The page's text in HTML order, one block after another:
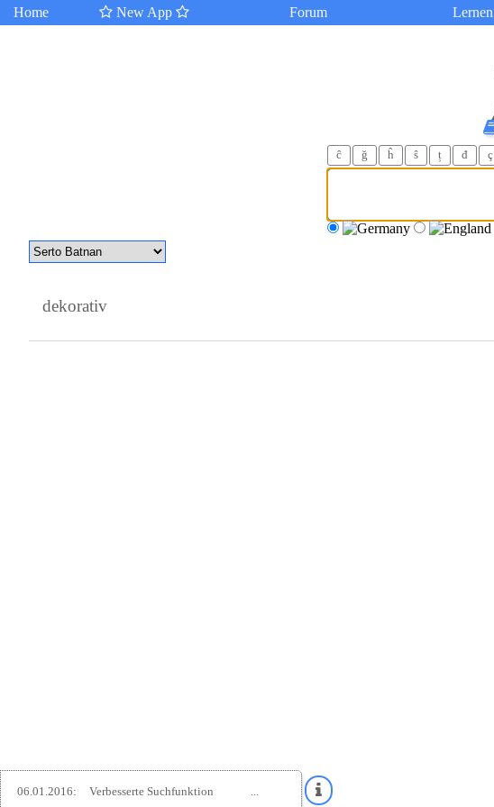
Home New App Forum Lernen
ĉ ğ ĥ ŝ ț đ ç
dekorativ
06.01.2016: Verbesserte Suchfunktion ...